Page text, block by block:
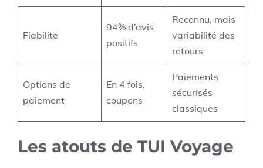
Fiabilité
94% d’avis
positifs
Reconnu, mais
variabilité des
retours
Options de
paiement
En 4 fois,
coupons
Paiements
sécurisés
classiques
Les atouts de TUI Voyage